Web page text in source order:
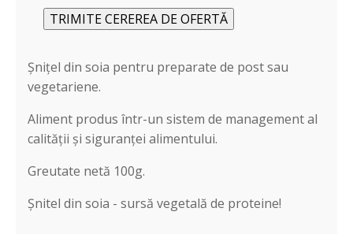
Șnițel din soia pentru preparate de post sau
vegetariene.
Aliment produs într-un sistem de management al
calității și siguranței alimentului.
Greutate netă 100g.
Șnitel din soia - sursă vegetală de proteine!